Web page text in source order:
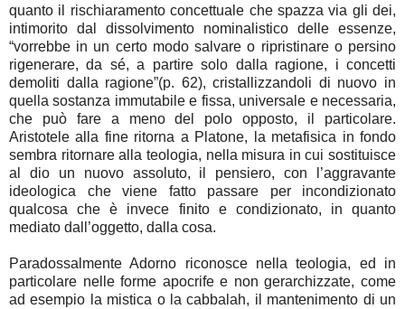
quanto il rischiaramento concettuale che spazza via gli dei,
intimorito dal dissolvimento nominalistico delle essenze,
“vorrebbe in un certo modo salvare o ripristinare o persino
rigenerare, da sé, a partire solo dalla ragione, i concetti
demoliti dalla ragione”(p. 62), cristallizzandoli di nuovo in
quella sostanza immutabile e fissa, universale e necessaria,
che può fare a meno del polo opposto, il particolare.
Aristotele alla fine ritorna a Platone, la metafisica in fondo
sembra ritornare alla teologia, nella misura in cui sostituisce
al dio un nuovo assoluto, il pensiero, con l’aggravante
ideologica che viene fatto passare per incondizionato
qualcosa che è invece finito e condizionato, in quanto
mediato dall’oggetto, dalla cosa.
Paradossalmente Adorno riconosce nella teologia, ed in
particolare nelle forme apocrife e non gerarchizzate, come
ad esempio la mistica o la cabbalah, il mantenimento di un